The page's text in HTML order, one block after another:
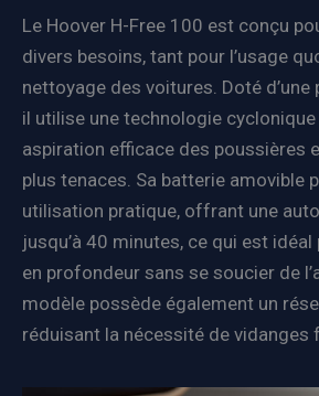
Le Hoover H-Free 100 est conçu
divers besoins, tant pour l’usage
nettoyage des voitures. Doté d’une
il utilise une technologie
aspiration efficace des poussières
plus tenaces. Sa batterie amovible
utilisation pratique, offrant une
jusqu’à 40 minutes, ce qui est
en profondeur sans se soucier de
modèle possède également un
réduisant la nécessité de vidanges